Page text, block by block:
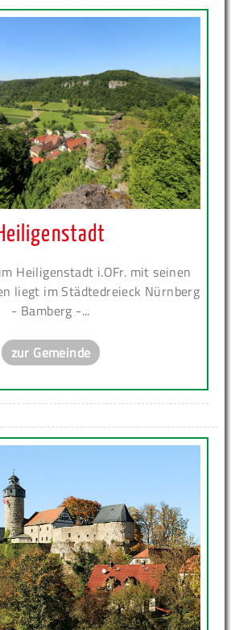
Heiligenstadt i.OFr. mit seinen
liegt im Städtedreieck Nürnberg
- Bamberg -...
zur Gemeinde